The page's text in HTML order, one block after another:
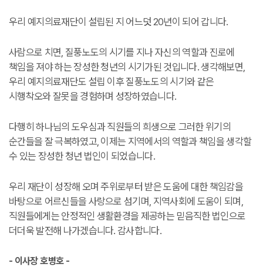
우리 예지의료재단이 설립된 지 어느덧 20년이 되어 갑니다.
사람으로 치면, 질풍노도의 시기를 지나 자신의 역할과 진로에
책임을 져야 하는 장성한 청년의 시기가된 것입니다. 생각해보면,
우리 예지의료재단도 설립 이후 질풍노도의 시기와 같은
시행착오와 잘못을 경험하며 성장하였습니다.
다행히 하나님의 도우심과 직원들의 희생으로 그러한 위기의
순간들을 잘 극복하였고, 이제는 지역에서의 역할과 책임을 생각할
수 있는 장성한 청년 법인이 되었습니다.
우리 재단이 성장해 오며 주위로부터 받은 도움에 대한 책임감을
바탕으로 어르신들을 사랑으로 섬기며, 지역사회에 도움이 되며,
직원들에게는 안정적인 생활환경을 제공하는 믿음직한 법인으로
더더욱 발전해 나가겠습니다. 감사합니다.
- 이사장 호병호 -